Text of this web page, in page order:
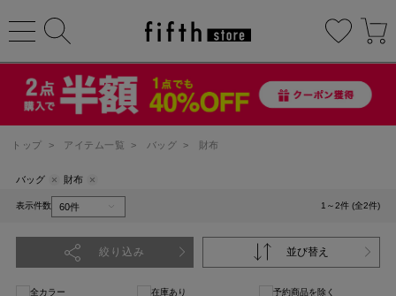
トップ > アイテム一覧 > バッグ > 財布
バッグ 財布
表示件数 1～2件 (全2件)
絞り込み 並び替え
全カラー 在庫あり 予約商品を除く